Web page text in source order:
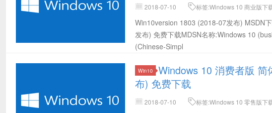
2018-07-10
标签:Windows 10 商业版下
(2018-07发布) 32位官方下载
Win10version 1803 (2018-07发布) MSDN
发布) 免费下载MDSN名称:Windows 10
(Chinese-Simpl
Win10
Windows 10 消费者版
布) 免费下载
2018-07-10
标签:Windows 10 零售版下